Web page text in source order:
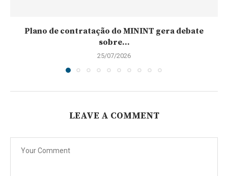
Plano de contratação do MININT gera debate
sobre...
25/07/2026
LEAVE A COMMENT